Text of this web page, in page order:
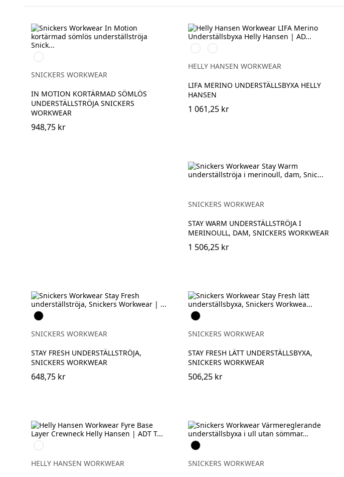
Svart/Grå
SNICKERS WORKWEAR
IN MOTION KORTÄRMAD SÖMLÖS
UNDERSTÄLLSTRÖJA SNICKERS
WORKWEAR
948,75 kr
990
BLACK
590
NAVY
HELLY HANSEN WORKWEAR
LIFA MERINO UNDERSTÄLLSBYXA HELLY
HANSEN
1 061,25 kr
SNICKERS WORKWEAR
STAY WARM UNDERSTÄLLSTRÖJA I
MERINOULL, DAM, SNICKERS WORKWEAR
1 506,25 kr
Svart
SNICKERS WORKWEAR
STAY FRESH UNDERSTÄLLSTRÖJA,
SNICKERS WORKWEAR
648,75 kr
Svart
SNICKERS WORKWEAR
STAY FRESH LÄTT UNDERSTÄLLSBYXA,
SNICKERS WORKWEAR
506,25 kr
950
EBONY
HELLY HANSEN WORKWEAR
Svart
SNICKERS WORKWEAR